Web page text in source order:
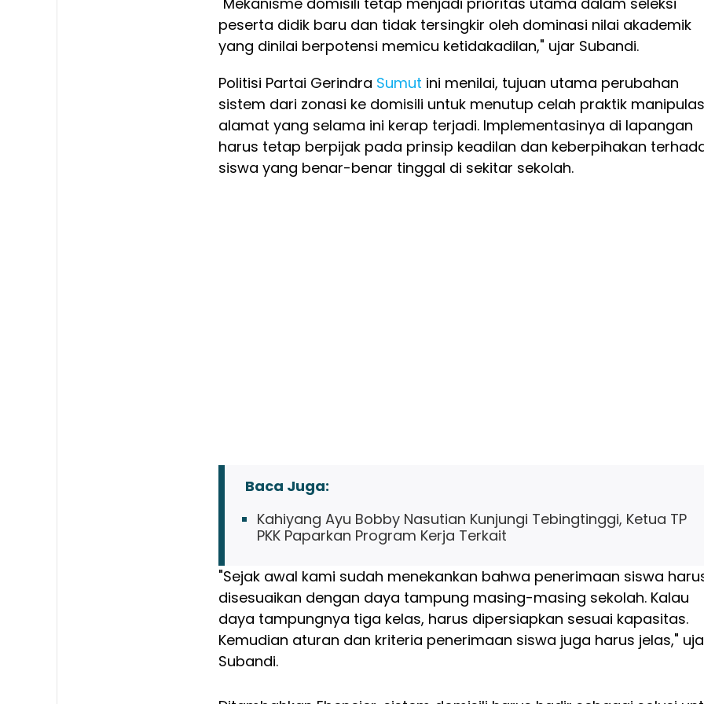
peserta didik baru dan tidak tersingkir oleh dominasi nilai akademik
yang dinilai berpotensi memicu ketidakadilan," ujar Subandi.
Politisi Partai Gerindra Sumut ini menilai, tujuan utama perubahan
sistem dari zonasi ke domisili untuk menutup celah praktik
alamat yang selama ini kerap terjadi. Implementasinya di lapangan
harus tetap berpijak pada prinsip keadilan dan keberpihakan
siswa yang benar-benar tinggal di sekitar sekolah.
Baca Juga:
Kahiyang Ayu Bobby Nasutian Kunjungi Tebingtinggi, Ketua TP
PKK Paparkan Program Kerja Terkait
"Sejak awal kami sudah menekankan bahwa penerimaan siswa
disesuaikan dengan daya tampung masing-masing sekolah. Kalau
daya tampungnya tiga kelas, harus dipersiapkan sesuai kapasitas.
Kemudian aturan dan kriteria penerimaan siswa juga harus jelas,"
Subandi.